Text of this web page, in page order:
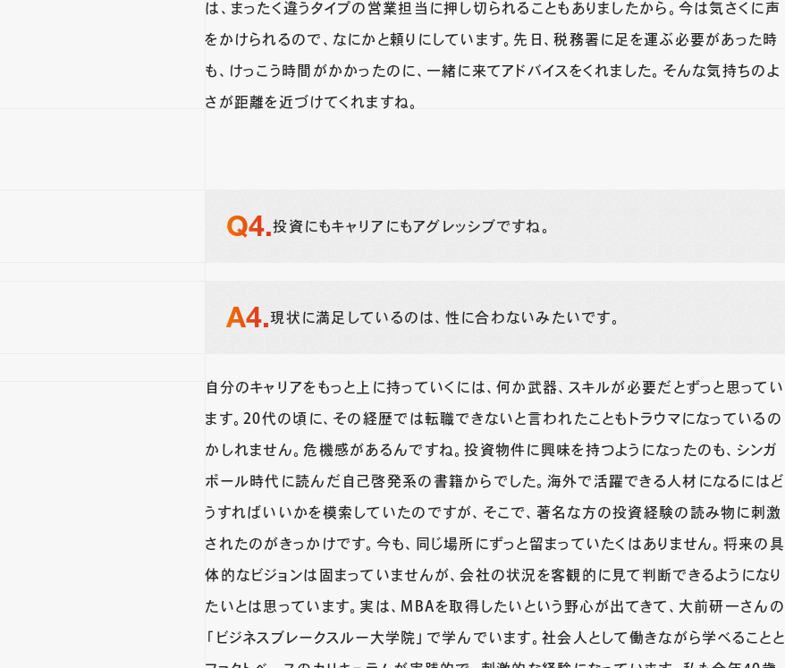
は、まったく違うタイプの営業担当に押し切られることもありましたから。今は気さくに声
をかけられるので、なにかと頼りにしています。先日、税務署に足を運ぶ必要があった時
も、けっこう時間がかかったのに、一緒に来てアドバイスをくれました。そんな気持ちのよ
さが距離を近づけてくれますね。
投資にもキャリアにもアグレッシブですね。
現状に満足しているのは、性に合わないみたいです。
自分のキャリアをもっと上に持っていくには、何か武器、スキルが必要だとずっと思ってい
ます。20代の頃に、その経歴では転職できないと言われたこともトラウマになっているの
かしれません。危機感があるんですね。投資物件に興味を持つようになったのも、シンガ
ポール時代に読んだ自己啓発系の書籍からでした。海外で活躍できる人材になるにはど
うすればいいかを模索していたのですが、そこで、著名な方の投資経験の読み物に刺激
されたのがきっかけです。今も、同じ場所にずっと留まっていたくはありません。将来の具
体的なビジョンは固まっていませんが、会社の状況を客観的に見て判断できるようになり
たいとは思っています。実は、MBAを取得したいという野心が出てきて、大前研一さんの
「ビジネスブレークスルー大学院」で学んでいます。社会人として働きながら学べることと